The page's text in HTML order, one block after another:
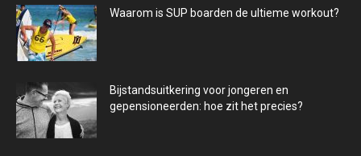
Waarom is SUP boarden de ultieme workout?
Bijstandsuitkering voor jongeren en
gepensioneerden: hoe zit het precies?